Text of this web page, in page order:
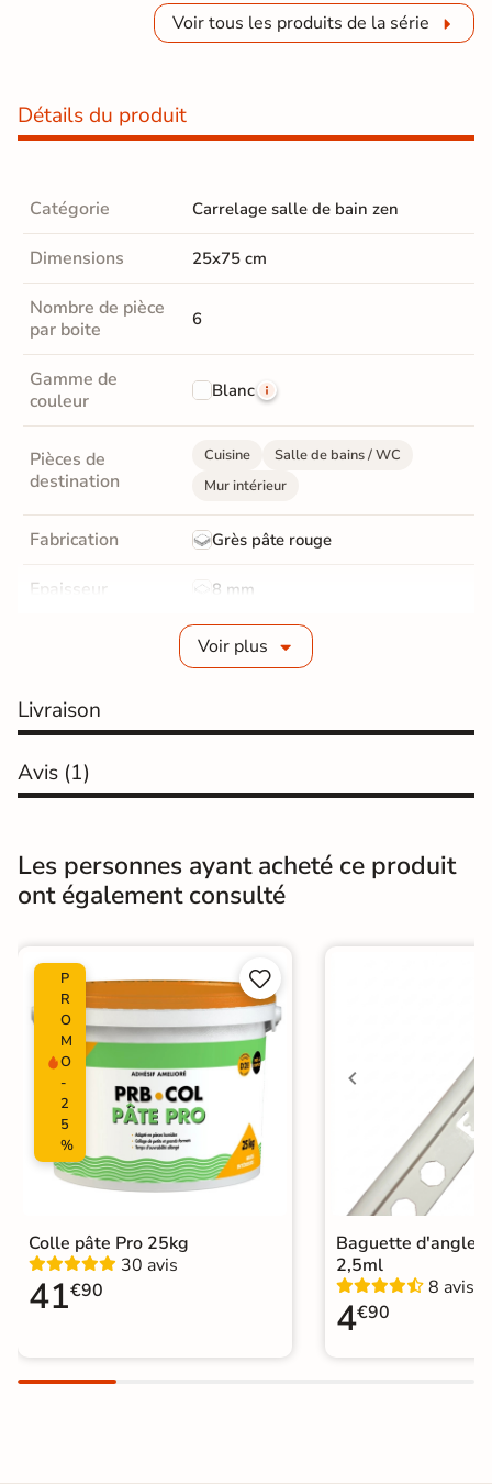
Voir tous les produits de la série
Détails du produit
Catégorie Carrelage salle de bain zen
Dimensions 25x75 cm
Nombre de pièce
par boite
6
Gamme de
couleur
Blanc
Pièces de
destination
Cuisine
Salle de bains / WC
Mur intérieur
Fabrication Grès pâte rouge
Epaisseur 8 mm
Non-rectifié
Surface Lisse
Résistant au Gel
Conditionnement Boite
Pose Coller
Support
Ancien carrelage
Placo, tout type de support mural
Normes Certification CE
Origine Espagne
Catégories
Carrelage salle de bain vintage
Carrelage sol cuisine|
Voir plus
Livraison
Avis (1)
Les personnes ayant acheté ce produit
ont également consulté
P
R
O
M
O
-
2
5
%


Colle pâte Pro 25kg
30 avis
41€90
Baguette d'angle
2,5ml
8 avis
4€90